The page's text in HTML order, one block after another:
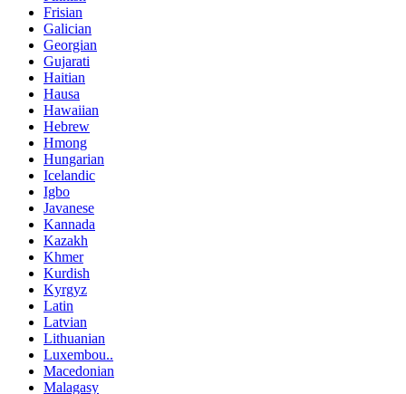
Frisian
Galician
Georgian
Gujarati
Haitian
Hausa
Hawaiian
Hebrew
Hmong
Hungarian
Icelandic
Igbo
Javanese
Kannada
Kazakh
Khmer
Kurdish
Kyrgyz
Latin
Latvian
Lithuanian
Luxembou..
Macedonian
Malagasy